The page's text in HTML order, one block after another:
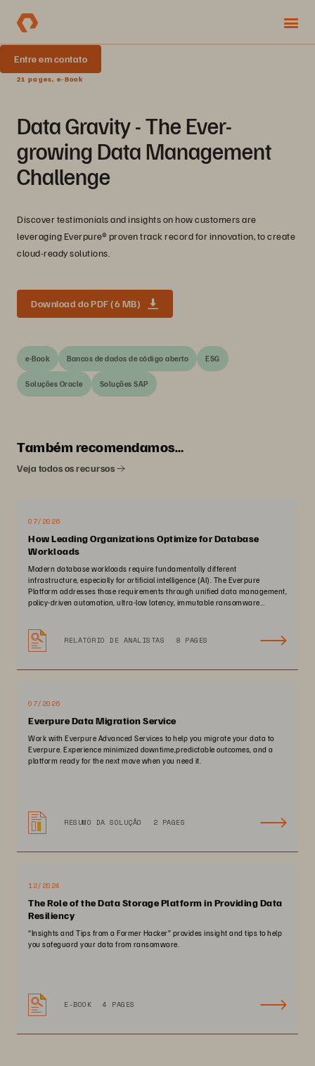
Entre em contato
21 pages, e-Book
Data Gravity - The Ever-
growing Data Management
Challenge
Discover testimonials and insights on how customers are
leveraging Everpure® proven track record for innovation, to create
cloud-ready solutions.
Download do PDF (6 MB)
e-Book Bancos de dados de código aberto ESG
Soluções Oracle Soluções SAP
Também recomendamos…
Veja todos os recursos
07/2026
How Leading Organizations Optimize for Database
Workloads
Modern database workloads require fundamentally different
infrastructure, especially for artificial intelligence (AI). The Everpure
Platform addresses those requirements through unified data management,
policy-driven automation, ultra-low latency, immutable ransomware
RELATÓRIO DE ANALISTAS 8 PAGES
07/2026
Everpure Data Migration Service
Work with Everpure Advanced Services to help you migrate your data to
Everpure. Experience minimized downtime,predictable outcomes, and a
platform ready for the next move when you need it.
RESUMO DA SOLUÇÃO 2 PAGES
12/2024
The Role of the Data Storage Platform in Providing Data
Resiliency
“Insights and Tips from a Former Hacker” provides insight and tips to help
you safeguard your data from ransomware.
E-BOOK 4 PAGES